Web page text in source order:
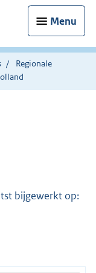
Menu
Regionale
bijgewerkt op: